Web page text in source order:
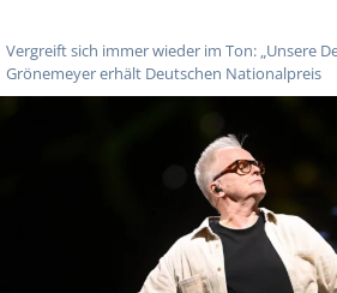
Vergreift sich immer wieder im Ton: „Unsere
Grönemeyer erhält Deutschen Nationalpreis